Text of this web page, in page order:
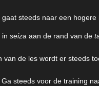
steeds naar een hogere
in seizaaan de rand van de
van de les wordt er steeds
Ga steeds voor de training